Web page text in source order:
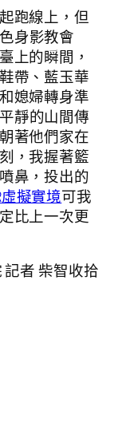
跑線上，但
身影教會
上的瞬間，
帶、藍玉華
媳婦轉身準
靜的山間傳
著他們家在
，我握著籃
鼻，投出的
擬實境可我
比上一次更
者 柴智收拾